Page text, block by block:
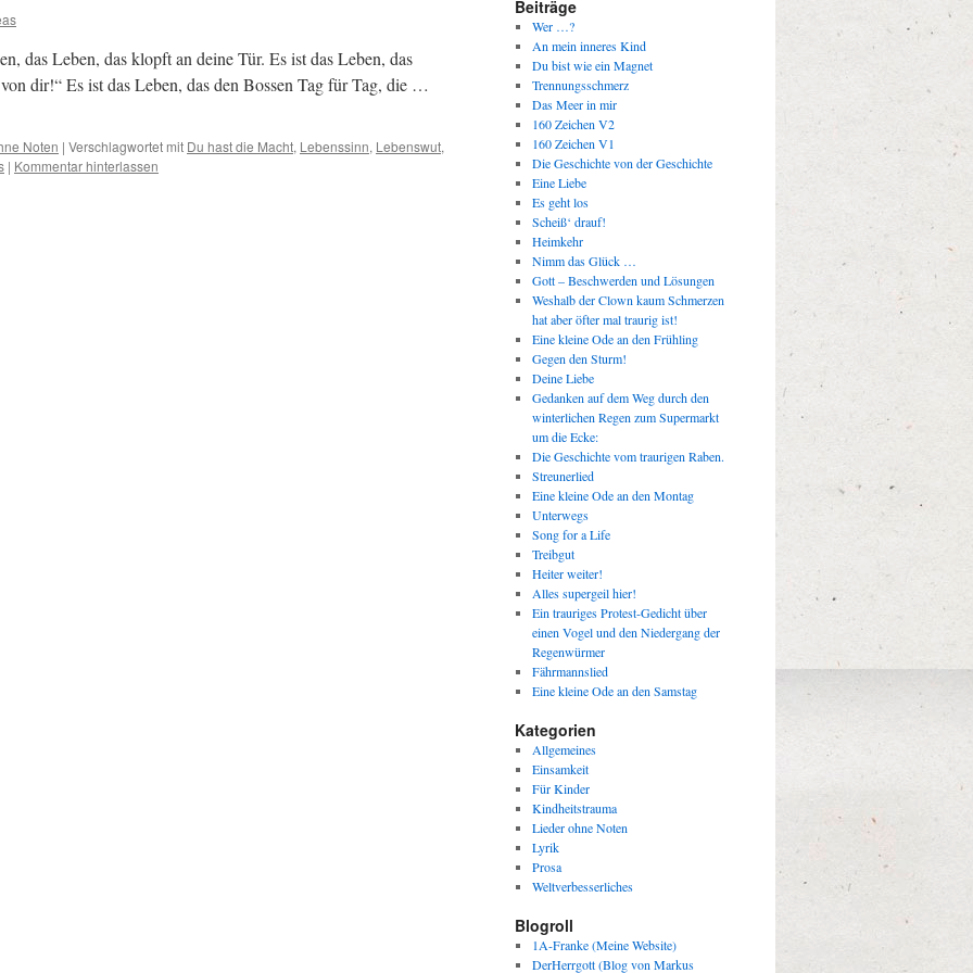
das Leben, das klopft an deine Tür. Es ist das Leben, das
dir!“ Es ist das Leben, das den Bossen Tag für Tag, die …
Noten | Verschlagwortet mit Du hast die Macht, Lebenssinn, Lebenswut,
| Kommentar hinterlassen
Beiträge
Wer …?
An mein inneres Kind
Du bist wie ein Magnet
Trennungsschmerz
Das Meer in mir
160 Zeichen V2
160 Zeichen V1
Die Geschichte von der Geschichte
Eine Liebe
Es geht los
Scheiß‘ drauf!
Heimkehr
Nimm das Glück …
Gott – Beschwerden und Lösungen
Weshalb der Clown kaum Schmerzen
hat aber öfter mal traurig ist!
Eine kleine Ode an den Frühling
Gegen den Sturm!
Deine Liebe
Gedanken auf dem Weg durch den
winterlichen Regen zum Supermarkt
um die Ecke:
Die Geschichte vom traurigen Raben.
Streunerlied
Eine kleine Ode an den Montag
Unterwegs
Song for a Life
Treibgut
Heiter weiter!
Alles supergeil hier!
Ein trauriges Protest-Gedicht über
einen Vogel und den Niedergang der
Regenwürmer
Fährmannslied
Eine kleine Ode an den Samstag
Kategorien
Allgemeines
Einsamkeit
Für Kinder
Kindheitstrauma
Lieder ohne Noten
Lyrik
Prosa
Weltverbesserliches
Blogroll
1A-Franke (Meine Website)
DerHerrgott (Blog von Markus